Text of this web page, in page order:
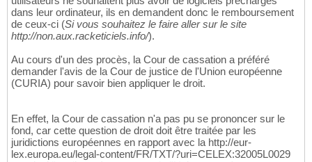
dans leur ordinateur, ils en demandent donc le remboursement
de ceux-ci (Si vous souhaitez le faire aller sur le site
http://non.aux.racketiciels.info/).
Au cours d'un des procès, la Cour de cassation a préféré
demander l'avis de la Cour de justice de l'Union européenne
(CURIA) pour savoir bien appliquer le droit.
En effet, la Cour de cassation n'a pas pu se prononcer sur le
fond, car cette question de droit doit être traitée par les
juridictions européennes en rapport avec la http://eur-
lex.europa.eu/legal-content/FR/TXT/?uri=CELEX:32005L0029